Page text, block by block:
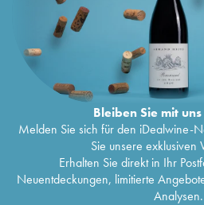
Bleiben Sie mit
Melden Sie sich für den iDealwine-
Sie unsere exklusiven
Erhalten Sie direkt in Ihr
Neuentdeckungen, limitierte
Analysen.